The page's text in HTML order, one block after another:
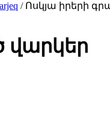
/ Ոսկյա իրերի
վարկեր